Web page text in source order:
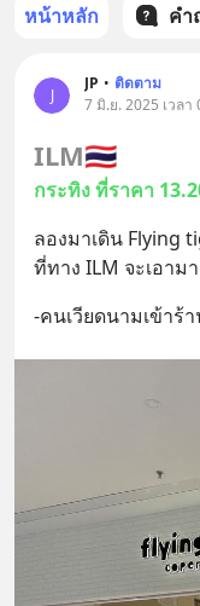
หน้าหลัก คำ
J
JP • ติดตาม
7 มิ.ย. 2025 เวลา
ILM🇹🇭
กระทิง ที่ราคา
ลองมาเดิน Flying
ที่ทาง ILM จะเอาม
-คนเวียดนามเข้าร้า